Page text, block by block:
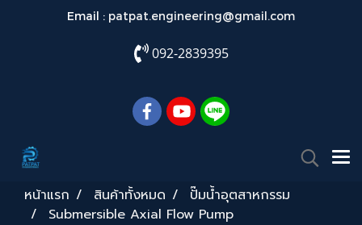
Email : patpat.engineering@gmail.com
092-2839395
หน้าแรก สินค้าทั้งหมด
ปั๊มน้ำอุตสาหกรรม
Submersible Axial Flow Pump